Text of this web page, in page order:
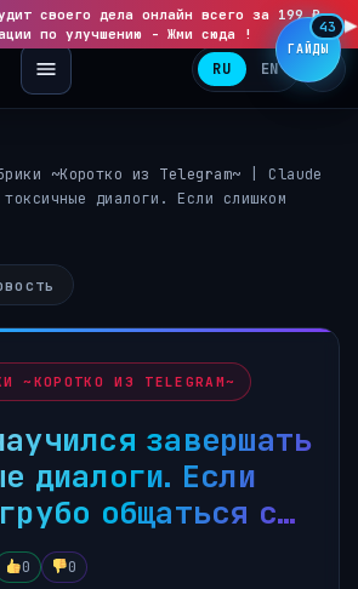
своего дела онлайн всего за 199 ₽
по улучшению - Жми сюда !
▶
RU EN
~Коротко из Telegram~
Claude
диалоги. Если слишком
~КОРОТКО ИЗ TELEGRAM~
завершать
диалоги. Если
общаться с…
0 0
ГАЙДЫ
43